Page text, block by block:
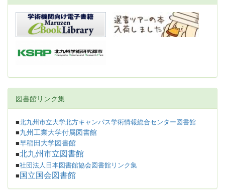
図書館リンク集
■北九州市立大学北方キャンパス学術情報総合センター図書館
■九州工業大学付属図書館
■早稲田大学図書館
■北九州市立図書館
■社団法人日本図書館協会図書館リンク集
■ 国立国会図書館